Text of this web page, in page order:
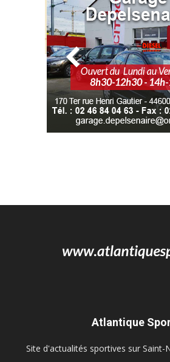
Atlantique
Site d'actualités sportives sur Saint-